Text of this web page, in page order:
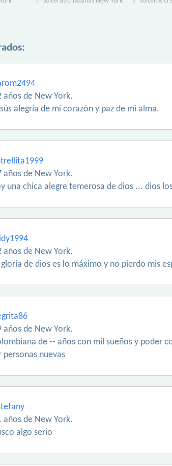
años de New York.
alegría de mi corazón y paz de mi alma.
años de New York.
una chica alegre temerosa de dios ... dios
años de New York.
de dios es lo máximo y no pierdo mis
años de New York.
de -- años con mil sueños y poder
nuevas
años de New York.
algo serio